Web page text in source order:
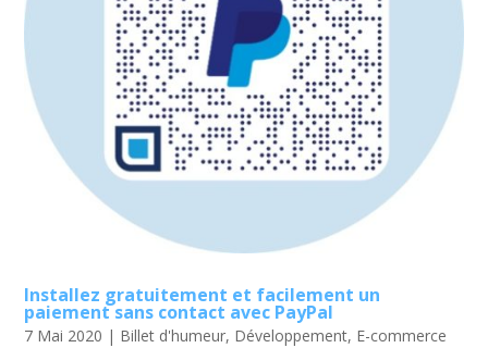
Installez gratuitement et facilement un
paiement sans contact avec PayPal
7 Mai 2020 | Billet d'humeur, Développement, E-commerce